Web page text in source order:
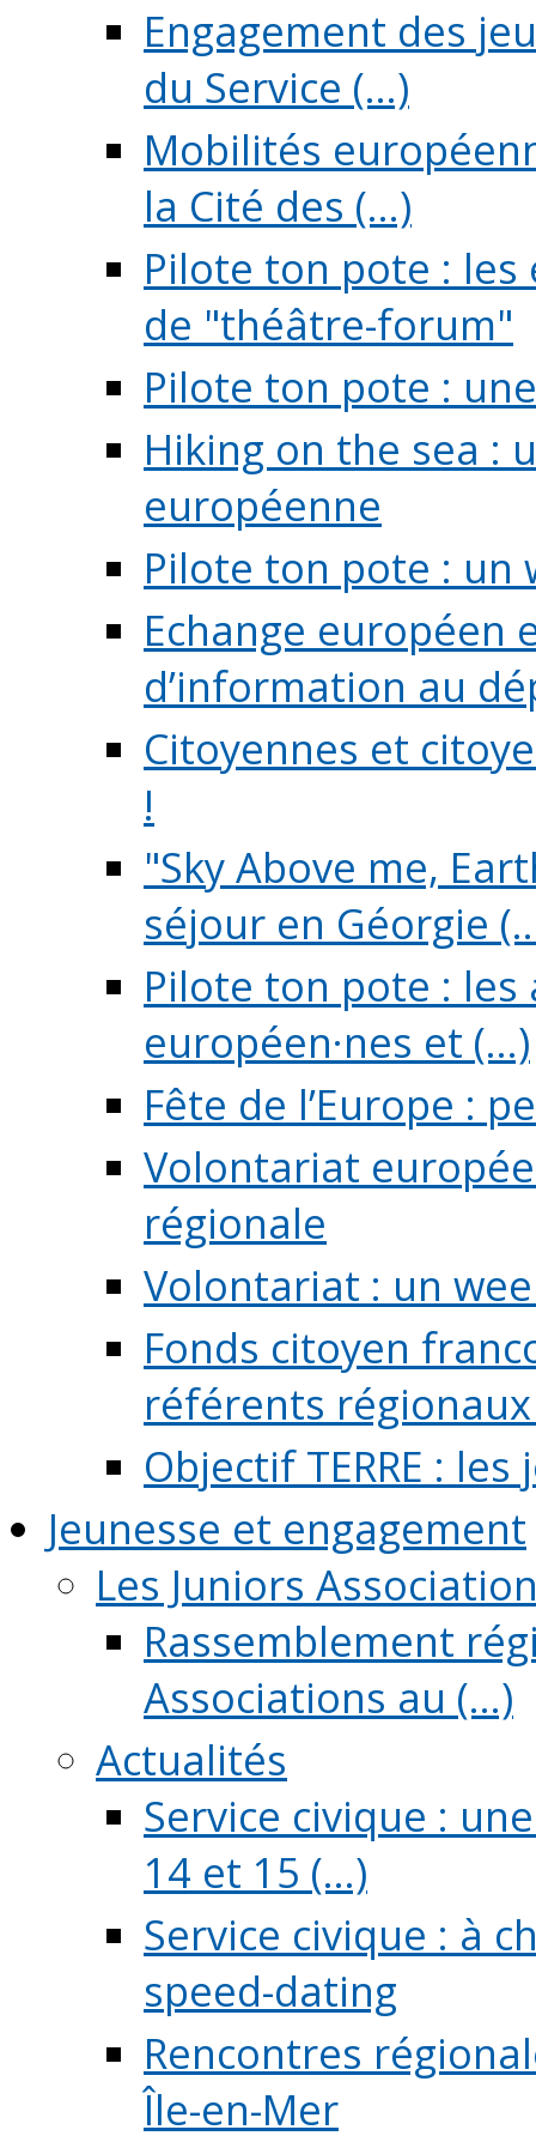
Engagement des
du Service (...)
Mobilités
la Cité des (...)
Pilote ton pote :
de "théâtre-forum"
Pilote ton pote :
Hiking on the sea :
européenne
Pilote ton pote : un
Echange européen
d’information au
Citoyennes et
!
"Sky Above me,
séjour en Géorgie
Pilote ton pote :
européen·nes et (...)
Fête de l’Europe :
Volontariat
régionale
Volontariat : un
Fonds citoyen
référents régionaux
Objectif TERRE :
Jeunesse et engagement
Les Juniors
Rassemblement
Associations au (...)
Actualités
Service civique :
14 et 15 (...)
Service civique : à
speed-dating
Rencontres
Île-en-Mer